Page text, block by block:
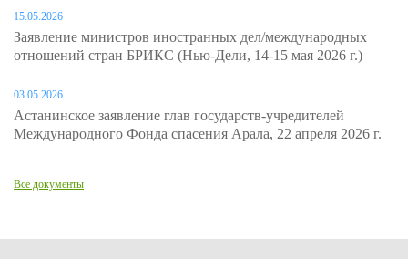
15.05.2026
Заявление министров иностранных дел/международных
отношений стран БРИКС (Нью-Дели, 14-15 мая 2026 г.)
03.05.2026
Астанинское заявление глав государств-учредителей
Международного Фонда спасения Арала, 22 апреля 2026 г.
Все документы